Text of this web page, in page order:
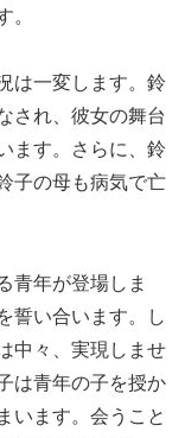
。
は一変します。鈴
され、彼女の舞台
ます。さらに、鈴
子の母も病気で亡
青年が登場しま
誓い合います。し
中々、実現しませ
は青年の子を授か
います。会うこと